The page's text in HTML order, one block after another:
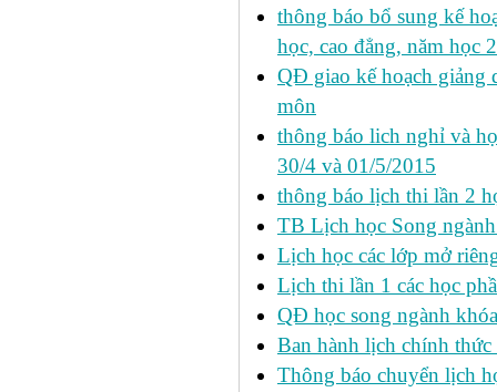
thông báo bổ sung kế
học, cao đẳng, năm học
QĐ giao kế hoạch giảng
môn
thông báo lich nghỉ và
30/4 và 01/5/2015
thông báo lịch thi lần 2
TB Lịch học Song
Lịch học các lớp mở
Lịch thi lần 1 các học
QĐ học song ngành
Ban hành lịch chính
Thông báo chuyển lịch